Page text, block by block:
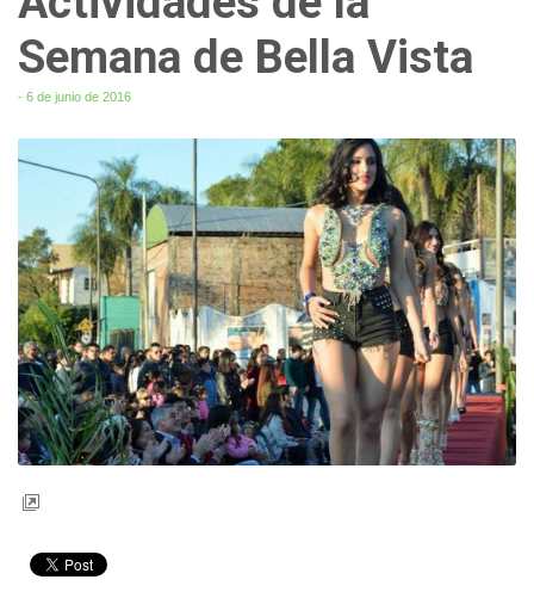
Semana de Bella Vista
- 6 de junio de 2016